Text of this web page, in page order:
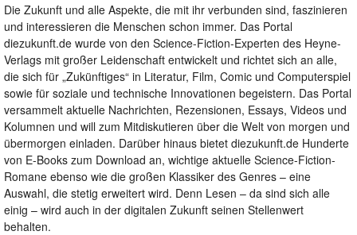
Die Zukunft und alle Aspekte, die mit ihr verbunden sind, faszinieren
und interessieren die Menschen schon immer. Das Portal
diezukunft.de wurde von den Science-Fiction-Experten des Heyne-
Verlags mit großer Leidenschaft entwickelt und richtet sich an alle,
die sich für „Zukünftiges“ in Literatur, Film, Comic und Computerspiel
sowie für soziale und technische Innovationen begeistern. Das Portal
versammelt aktuelle Nachrichten, Rezensionen, Essays, Videos und
Kolumnen und will zum Mitdiskutieren über die Welt von morgen und
übermorgen einladen. Darüber hinaus bietet diezukunft.de Hunderte
von E-Books zum Download an, wichtige aktuelle Science-Fiction-
Romane ebenso wie die großen Klassiker des Genres – eine
Auswahl, die stetig erweitert wird. Denn Lesen – da sind sich alle
einig – wird auch in der digitalen Zukunft seinen Stellenwert
behalten.